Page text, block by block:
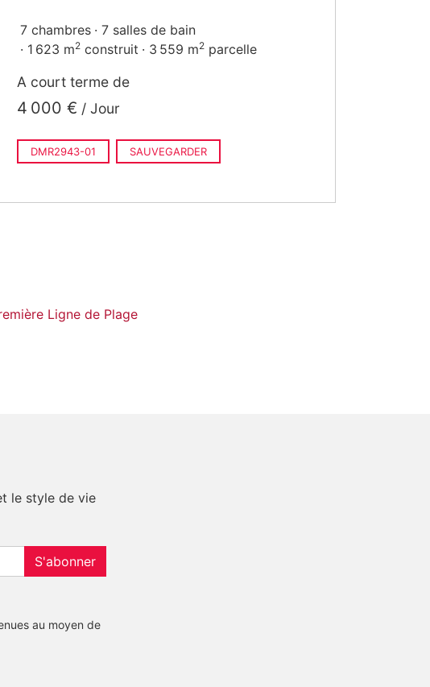
7 chambres
7 salles de bain
1 623 m2 construit 3 559 m2 parcelle
A court terme de
4 000 € / Jour
DMR2943-01 SAUVEGARDER
Ligne de Plage
le style de vie
S'abonner
au moyen de